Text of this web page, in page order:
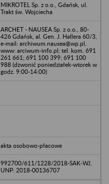
MIKROTEL Sp. z o.o., Gdańsk, ul.
Trakt św. Wojciecha
ARCHET - NAUSEA Sp. z o.o., 80-
426 Gdańsk, al. Gen. J. Hallera 60/3,
e-mail: archiwum.nausea@wp.pl,
www: arciwum-info.pl; tel. kom. 691
261 661; 691 100 399; 691 100
988 (dzwonić poniedziałek-wtorek w
godz. 9:00-14:00)
akta osobowo-płacowe
992700/611/1228/2018-SAK-WJ,
UNP: 2018-00136707